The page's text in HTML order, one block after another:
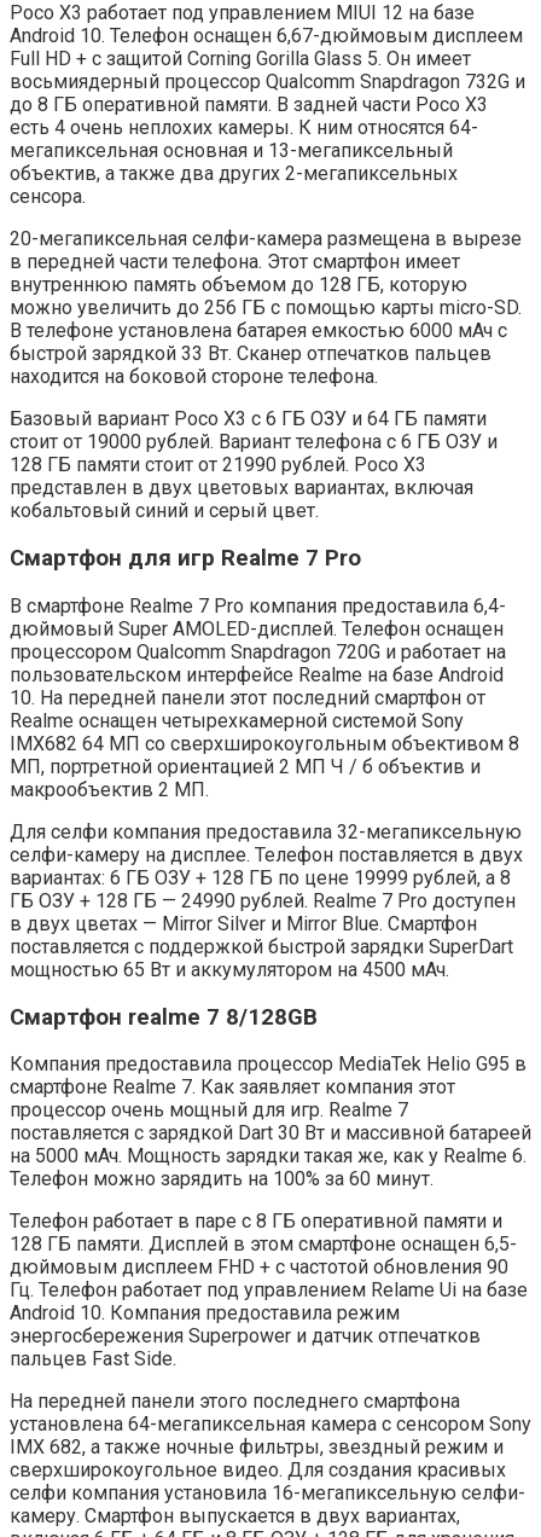
Poco X3 работает под управлением MIUI 12 на базе
Android 10. Телефон оснащен 6,67-дюймовым дисплеем
Full HD + с защитой Corning Gorilla Glass 5. Он имеет
восьмиядерный процессор Qualcomm Snapdragon 732G и
до 8 ГБ оперативной памяти. В задней части Poco X3
есть 4 очень неплохих камеры. К ним относятся 64-
мегапиксельная основная и 13-мегапиксельный
объектив, а также два других 2-мегапиксельных
сенсора.
20-мегапиксельная селфи-камера размещена в вырезе
в передней части телефона. Этот смартфон имеет
внутреннюю память объемом до 128 ГБ, которую
можно увеличить до 256 ГБ с помощью карты micro-SD.
В телефоне установлена ​​батарея емкостью 6000 мАч с
быстрой зарядкой 33 Вт. Сканер отпечатков пальцев
находится на боковой стороне телефона.
Базовый вариант Poco X3 с 6 ГБ ОЗУ и 64 ГБ памяти
стоит от 19000 рублей. Вариант телефона с 6 ГБ ОЗУ и
128 ГБ памяти стоит от 21990 рублей. Poco X3
представлен в двух цветовых вариантах, включая
кобальтовый синий и серый цвет.
Смартфон для игр Realme 7 Pro
В смартфоне Realme 7 Pro компания предоставила 6,4-
дюймовый Super AMOLED-дисплей. Телефон оснащен
процессором Qualcomm Snapdragon 720G и работает на
пользовательском интерфейсе Realme на базе Android
10. На передней панели этот последний смартфон от
Realme оснащен четырехкамерной системой Sony
IMX682 64 МП со сверхширокоугольным объективом 8
МП, портретной ориентацией 2 МП Ч / б объектив и
макрообъектив 2 МП.
Для селфи компания предоставила 32-мегапиксельную
селфи-камеру на дисплее. Телефон поставляется в двух
вариантах: 6 ГБ ОЗУ + 128 ГБ по цене 19999 рублей, а 8
ГБ ОЗУ + 128 ГБ — 24990 рублей. Realme 7 Pro доступен
в двух цветах — Mirror Silver и Mirror Blue. Смартфон
поставляется с поддержкой быстрой зарядки SuperDart
мощностью 65 Вт и аккумулятором на 4500 мАч.
Смартфон realme 7 8/128GB
Компания предоставила процессор MediaTek Helio G95 в
смартфоне Realme 7. Как заявляет компания этот
процессор очень мощный для игр. Realme 7
поставляется с зарядкой Dart 30 Вт и массивной батареей
на 5000 мАч. Мощность зарядки такая же, как у Realme 6.
Телефон можно зарядить на 100% за 60 минут.
Телефон работает в паре с 8 ГБ оперативной памяти и
128 ГБ памяти. Дисплей в этом смартфоне оснащен 6,5-
дюймовым дисплеем FHD + с частотой обновления 90
Гц. Телефон работает под управлением Relame Ui на базе
Android 10. Компания предоставила режим
энергосбережения Superpower и датчик отпечатков
пальцев Fast Side.
На передней панели этого последнего смартфона
установлена ​​64-мегапиксельная камера с сенсором Sony
IMX 682, а также ночные фильтры, звездный режим и
сверхширокоугольное видео. Для создания красивых
селфи компания установила 16-мегапиксельную селфи-
камеру. Смартфон выпускается в двух вариантах,